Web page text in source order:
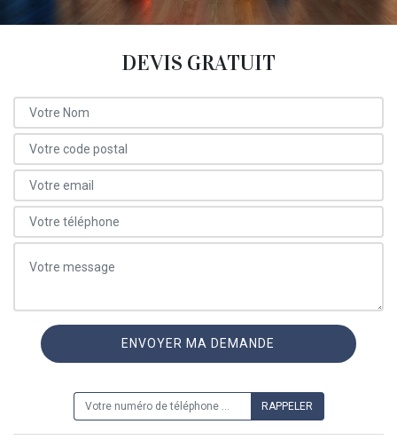
DEVIS GRATUIT